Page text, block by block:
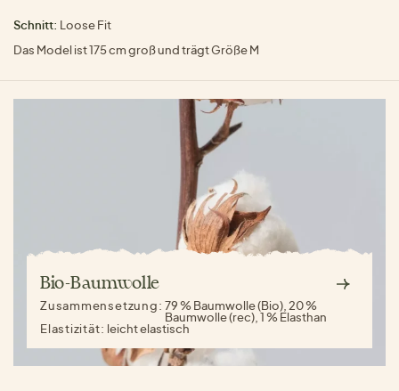
Schnitt: Loose Fit
Das Model ist 175 cm groß und trägt Größe M
Bio-Baumwolle
Zusammensetzung:79 % Baumwolle (Bio), 20 %
Baumwolle (rec), 1 % Elasthan
Elastizität: leicht elastisch